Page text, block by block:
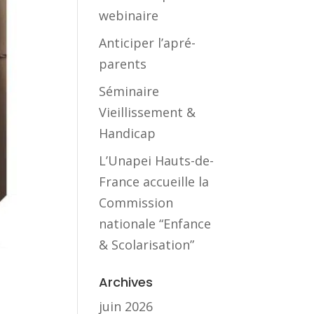
webinaire
Anticiper l’apré-
parents
Séminaire
Vieillissement &
Handicap
L’Unapei Hauts-de-
France accueille la
Commission
nationale “Enfance
& Scolarisation”
Archives
juin 2026